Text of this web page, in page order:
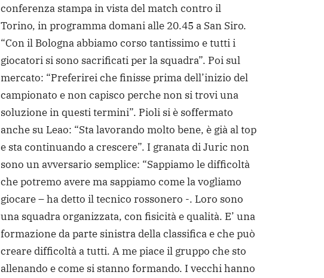
conferenza stampa in vista del match contro il
Torino, in programma domani alle 20.45 a San Siro.
“Con il Bologna abbiamo corso tantissimo e tutti i
giocatori si sono sacrificati per la squadra”. Poi sul
mercato: “Preferirei che finisse prima dell’inizio del
campionato e non capisco perche non si trovi una
soluzione in questi termini”. Pioli si è soffermato
anche su Leao: “Sta lavorando molto bene, è già al top
e sta continuando a crescere”. I granata di Juric non
sono un avversario semplice: “Sappiamo le difficoltà
che potremo avere ma sappiamo come la vogliamo
giocare – ha detto il tecnico rossonero -. Loro sono
una squadra organizzata, con fisicità e qualità. E’ una
formazione da parte sinistra della classifica e che può
creare difficoltà a tutti. A me piace il gruppo che sto
allenando e come si stanno formando. I vecchi hanno